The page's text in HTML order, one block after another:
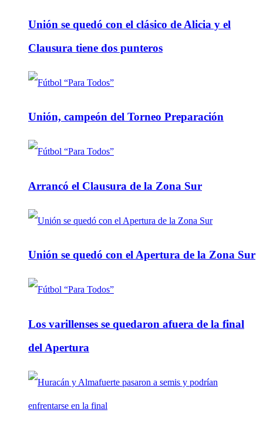
Unión se quedó con el clásico de Alicia y el
Clausura tiene dos punteros
Unión, campeón del Torneo Preparación
Arrancó el Clausura de la Zona Sur
Unión se quedó con el Apertura de la Zona Sur
Los varillenses se quedaron afuera de la final
del Apertura